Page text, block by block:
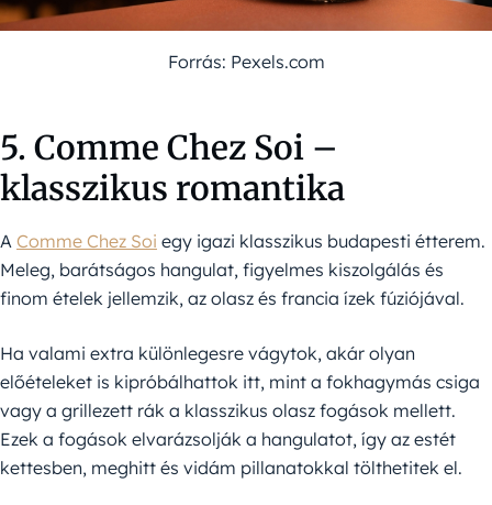
Forrás: Pexels.com
5. Comme Chez Soi –
klasszikus romantika
A Comme Chez Soi egy igazi klasszikus budapesti étterem.
Meleg, barátságos hangulat, figyelmes kiszolgálás és
finom ételek jellemzik, az olasz és francia ízek fúziójával.
Ha valami extra különlegesre vágytok, akár olyan
előételeket is kipróbálhattok itt, mint a fokhagymás csiga
vagy a grillezett rák a klasszikus olasz fogások mellett.
Ezek a fogások elvarázsolják a hangulatot, így az estét
kettesben, meghitt és vidám pillanatokkal tölthetitek el.